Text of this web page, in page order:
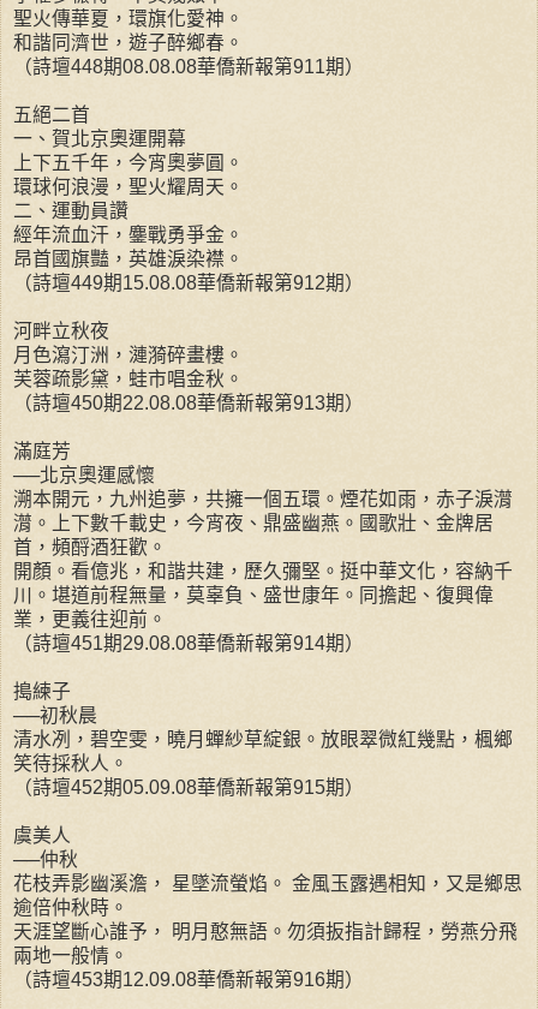
聖火傳華夏，環旗化愛神。
和諧同濟世，遊子醉鄉春。
（詩壇448期08.08.08華僑新報第911期）
五絕二首
一、賀北京奧運開幕
上下五千年，今宵奧夢圓。
環球何浪漫，聖火耀周天。
二、運動員讚
經年流血汗，鏖戰勇爭金。
昂首國旗豔，英雄淚染襟。
（詩壇449期15.08.08華僑新報第912期）
河畔立秋夜
月色瀉汀洲，漣漪碎畫樓。
芙蓉疏影黛，蛙市唱金秋。
（詩壇450期22.08.08華僑新報第913期）
滿庭芳
──北京奧運感懷
溯本開元，九州追夢，共擁一個五環。煙花如雨，赤子淚潸
潸。上下數千載史，今宵夜、鼎盛幽燕。國歌壯、金牌居
首，頻酹酒狂歡。
開顏。看億兆，和諧共建，歷久彌堅。挺中華文化，容納千
川。堪道前程無量，莫辜負、盛世康年。同擔起、復興偉
業，更義往迎前。
（詩壇451期29.08.08華僑新報第914期）
搗練子
──初秋晨
清水冽，碧空雯，曉月蟬紗草綻銀。放眼翠微紅幾點，楓鄉
笑待採秋人。
（詩壇452期05.09.08華僑新報第915期）
虞美人
──仲秋
花枝弄影幽溪澹， 星墜流螢焰。 金風玉露遇相知，又是鄉思
逾倍仲秋時。
天涯望斷心誰予， 明月憨無語。勿須扳指計歸程，勞燕分飛
兩地一般情。
（詩壇453期12.09.08華僑新報第916期）